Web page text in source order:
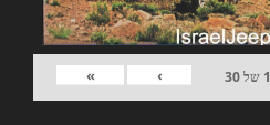
1 של30
›
»